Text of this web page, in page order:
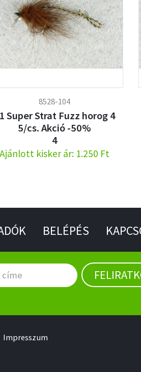
8528-104
Super Strat Fuzz horog 4
5/cs. Akció -50%
4
Ajánlott kisker ár: 1.250 Ft
BELÉPÉS
Impresszum